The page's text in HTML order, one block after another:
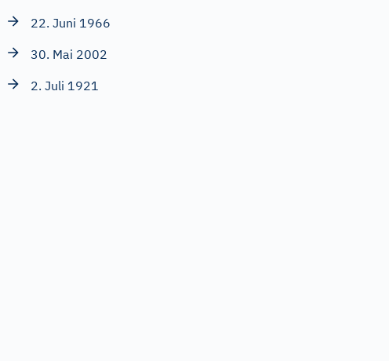
22. Juni 1966
30. Mai 2002
2. Juli 1921